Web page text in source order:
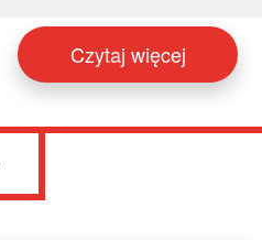
Czytaj więcej